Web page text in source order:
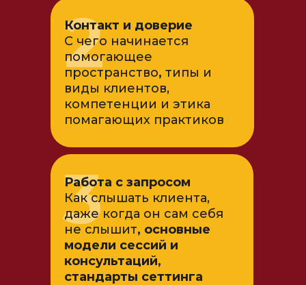
2
3
Контакт и доверие
С чего начинается
помогающее
пространство, типы и
виды клиентов,
компетенции и этика
помагающих практиков
Работа с запросом
Как слышать клиента,
даже когда он сам себя
не слышит, основные
модели сессий и
консультаций,
стандарты сеттинга